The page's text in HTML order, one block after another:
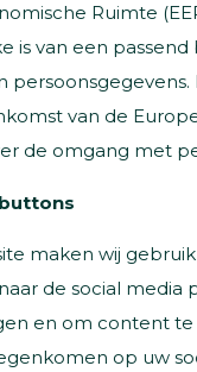
Ruimte
is van een
van de
de omgang met
maken wij
de social media
en om content
op uw